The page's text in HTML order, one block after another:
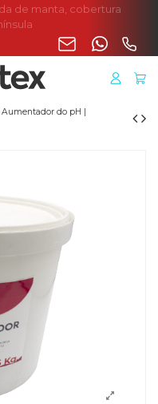
de manta, cobertura
Aumentador do pH |